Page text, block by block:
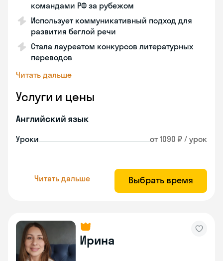
командами РФ за рубежом
Использует коммуникативный подход для
развития беглой речи
Стала лауреатом конкурсов литературных
переводов
Читать дальше
Услуги и цены
Английский язык
Уроки от 1090 ₽ / урок
Читать дальше Выбрать время
Ирина